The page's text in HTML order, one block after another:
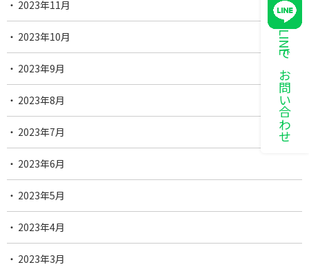
LINEでお問い合わせ
2023年11月
2023年10月
2023年9月
2023年8月
2023年7月
2023年6月
2023年5月
2023年4月
2023年3月